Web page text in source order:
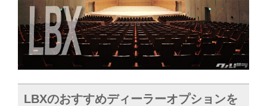
LBXのおすすめディーラーオプションを